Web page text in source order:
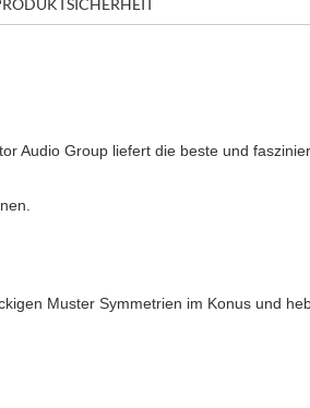
Audio Group liefert die beste und
Muster Symmetrien im Konus und